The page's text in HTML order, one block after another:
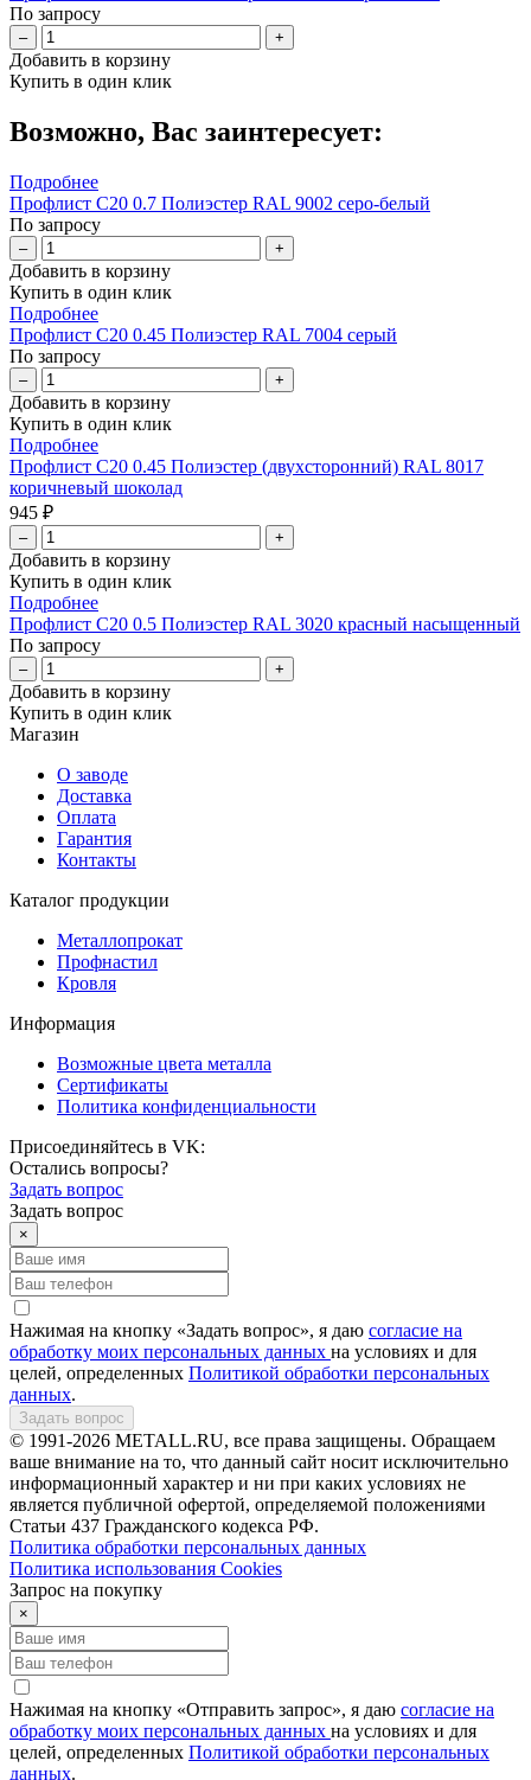
По запросу
– +
Добавить в корзину
Купить в один клик
Возможно, Вас заинтересует:
Подробнее
Профлист С20 0.7 Полиэстер RAL 9002 серо-белый
По запросу
– +
Добавить в корзину
Купить в один клик
Подробнее
Профлист С20 0.45 Полиэстер RAL 7004 серый
По запросу
– +
Добавить в корзину
Купить в один клик
Подробнее
Профлист С20 0.45 Полиэстер (двухсторонний) RAL 8017
коричневый шоколад
945 ₽
– +
Добавить в корзину
Купить в один клик
Подробнее
Профлист С20 0.5 Полиэстер RAL 3020 красный насыщенный
По запросу
– +
Добавить в корзину
Купить в один клик
Магазин
О заводе
Доставка
Оплата
Гарантия
Контакты
Каталог продукции
Металлопрокат
Профнастил
Кровля
Информация
Возможные цвета металла
Сертификаты
Политика конфиденциальности
Присоединяйтесь в VK:
Остались вопросы?
Задать вопрос
Задать вопрос
×
Нажимая на кнопку «Задать вопрос», я даю согласие на
обработку моих персональных данных на условиях и для
целей, определенных Политикой обработки персональных
данных.
Задать вопрос
© 1991-2026 METALL.RU, все права защищены. Обращаем
ваше внимание на то, что данный сайт носит исключительно
информационный характер и ни при каких условиях не
является публичной офертой, определяемой положениями
Статьи 437 Гражданского кодекса РФ.
Политика обработки персональных данных
Политика использования Сookies
Запрос на покупку
×
Нажимая на кнопку «Отправить запрос», я даю согласие на
обработку моих персональных данных на условиях и для
целей, определенных Политикой обработки персональных
данных.